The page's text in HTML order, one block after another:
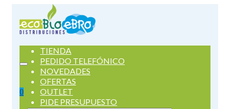
0
TIENDA
PEDIDO TELEFÓNICO
NOVEDADES
OFERTAS
OUTLET
PIDE PRESUPUESTO